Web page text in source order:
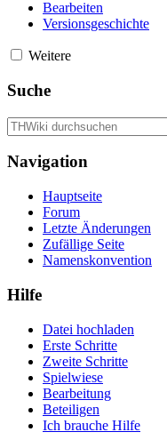
Bearbeiten
Versionsgeschichte
Weitere
Suche
Navigation
Hauptseite
Forum
Letzte Änderungen
Zufällige Seite
Namenskonvention
Hilfe
Datei hochladen
Erste Schritte
Zweite Schritte
Spielwiese
Bearbeitung
Beteiligen
Ich brauche Hilfe